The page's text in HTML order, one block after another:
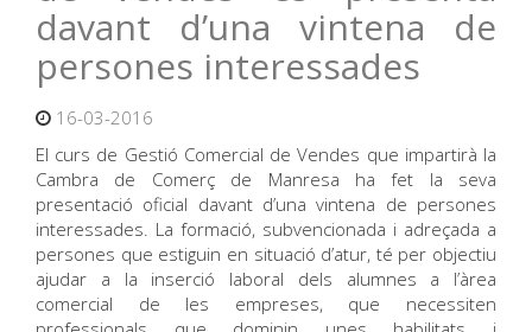
davant d’una vintena de
persones interessades
16-03-2016
El curs de Gestió Comercial de Vendes que impartirà la
Cambra de Comerç de Manresa ha fet la seva
presentació oficial davant d’una vintena de persones
interessades. La formació, subvencionada i adreçada a
persones que estiguin en situació d’atur, té per objectiu
ajudar a la inserció laboral dels alumnes a l’àrea
comercial de les empreses, que necessiten